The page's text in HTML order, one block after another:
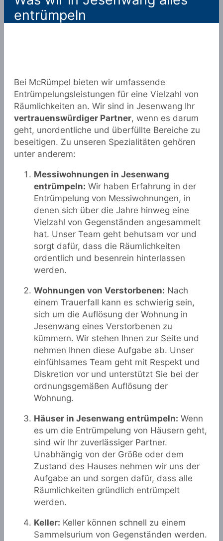
entrümpeln
Bei McRümpel bieten wir umfassende
Entrümpelungsleistungen für eine Vielzahl von
Räumlichkeiten an. Wir sind in Jesenwang Ihr
vertrauenswürdiger Partner, wenn es darum
geht, unordentliche und überfüllte Bereiche zu
beseitigen. Zu unseren Spezialitäten gehören
unter anderem:
Messiwohnungen in Jesenwang
entrümpeln: Wir haben Erfahrung in der
Entrümpelung von Messiwohnungen, in
denen sich über die Jahre hinweg eine
Vielzahl von Gegenständen angesammelt
hat. Unser Team geht behutsam vor und
sorgt dafür, dass die Räumlichkeiten
ordentlich und besenrein hinterlassen
werden.
Wohnungen von Verstorbenen: Nach
einem Trauerfall kann es schwierig sein,
sich um die Auflösung der Wohnung in
Jesenwang eines Verstorbenen zu
kümmern. Wir stehen Ihnen zur Seite und
nehmen Ihnen diese Aufgabe ab. Unser
einfühlsames Team geht mit Respekt und
Diskretion vor und unterstützt Sie bei der
ordnungsgemäßen Auflösung der
Wohnung.
Häuser in Jesenwang entrümpeln: Wenn
es um die Entrümpelung von Häusern geht,
sind wir Ihr zuverlässiger Partner.
Unabhängig von der Größe oder dem
Zustand des Hauses nehmen wir uns der
Aufgabe an und sorgen dafür, dass alle
Räumlichkeiten gründlich entrümpelt
werden.
Keller: Keller können schnell zu einem
Sammelsurium von Gegenständen werden.